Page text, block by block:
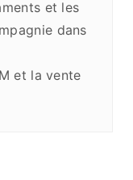
et les
dans
et la vente